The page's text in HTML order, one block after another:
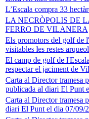
L’Escala compra 33
LA NECRÒPOLIS DE
FERRO DE VILANERA
Els promotors del golf de
visitables les restes
El camp de golf de
respectar el jaciment de
Carta al Director tramesa
publicada al diari El Punt
Carta al Director tramesa
diari El Punt el dia 07/09/